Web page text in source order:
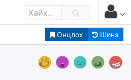
Онцлох Шинэ